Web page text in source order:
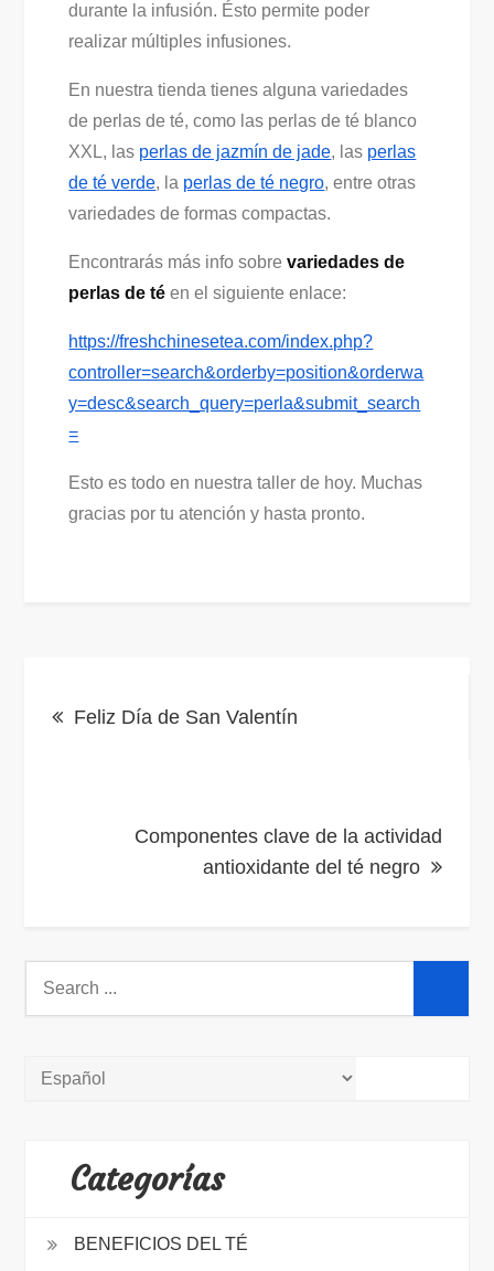
durante la infusión. Ésto permite poder
realizar múltiples infusiones.
En nuestra tienda tienes alguna variedades
de perlas de té, como las perlas de té blanco
XXL, las perlas de jazmín de jade, las perlas
de té verde, la perlas de té negro, entre otras
variedades de formas compactas.
Encontrarás más info sobrevariedades de
perlas de té en el siguiente enlace:
https://freshchinesetea.com/index.php?
controller=search&orderby=position&orderwa
y=desc&search_query=perla&submit_search
=
Esto es todo en nuestra taller de hoy. Muchas
gracias por tu atención y hasta pronto.
Feliz Día de San Valentín
Componentes clave de la actividad
antioxidante del té negro
Categorías
BENEFICIOS DEL TÉ